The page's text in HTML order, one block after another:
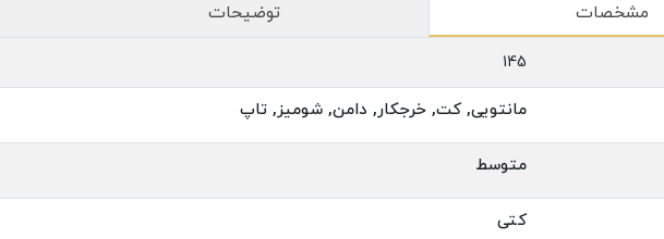
مشخصات توضیحات
145
مانتویی, کت, خرجکار, دامن, شومیز, تاپ
متوسط
کتی